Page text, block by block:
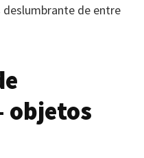
de entre
objetos